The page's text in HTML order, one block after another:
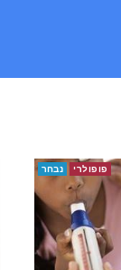
פופולרי נבחר